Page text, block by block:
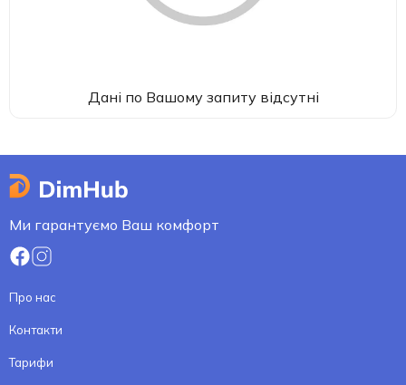
Дані по Вашому запиту відсутні
Ми гарантуємо Ваш комфорт
Про нас
Контакти
Тарифи